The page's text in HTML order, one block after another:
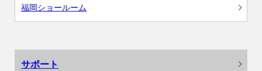
福岡ショールーム
サポート